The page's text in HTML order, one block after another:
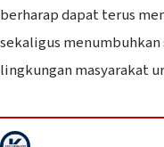
berharap dapat terus
sekaligus
lingkungan masyarakat